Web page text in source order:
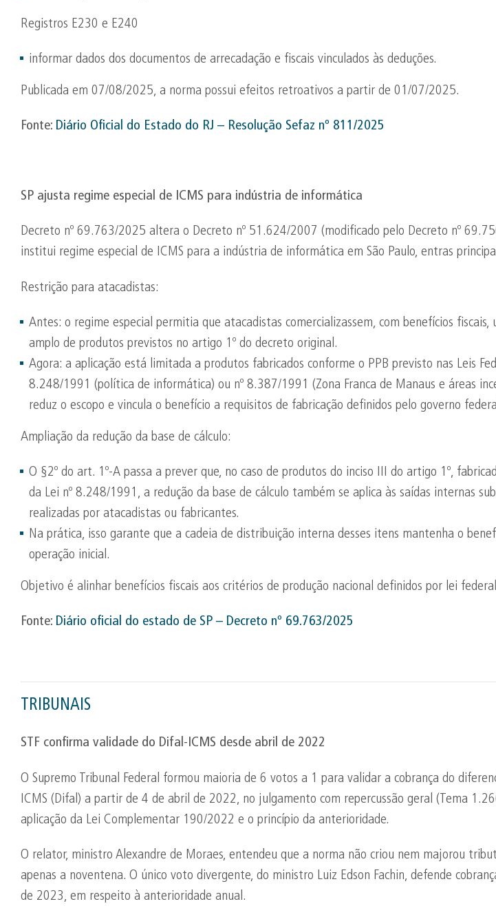
Registros E230 e E240
informar dados dos documentos de arrecadação e fiscais vinculados às deduções.
Publicada em 07/08/2025, a norma possui efeitos retroativos a partir de 01/07/2025.
Fonte: Diário Oficial do Estado do RJ – Resolução Sefaz nº 811/2025
SP ajusta regime especial de ICMS para indústria de informática
Decreto nº 69.763/2025 altera o Decreto nº 51.624/2007 (modificado pelo Decreto nº
institui regime especial de ICMS para a indústria de informática em São Paulo, entras
Restrição para atacadistas:
Antes: o regime especial permitia que atacadistas comercializassem, com benefícios fiscais,
amplo de produtos previstos no artigo 1º do decreto original.
Agora: a aplicação está limitada a produtos fabricados conforme o PPB previsto nas Leis
8.248/1991 (política de informática) ou nº 8.387/1991 (Zona Franca de Manaus e áreas
reduz o escopo e vincula o benefício a requisitos de fabricação definidos pelo governo
Ampliação da redução da base de cálculo:
O §2º do art. 1º-A passa a prever que, no caso de produtos do inciso III do artigo 1º,
da Lei nº 8.248/1991, a redução da base de cálculo também se aplica às saídas internas
realizadas por atacadistas ou fabricantes.
Na prática, isso garante que a cadeia de distribuição interna desses itens mantenha o
operação inicial.
Objetivo é alinhar benefícios fiscais aos critérios de produção nacional definidos por lei
Fonte: Diário oficial do estado de SP – Decreto nº 69.763/2025
TRIBUNAIS
STF confirma validade do Difal-ICMS desde abril de 2022
O Supremo Tribunal Federal formou maioria de 6 votos a 1 para validar a cobrança do
ICMS (Difal) a partir de 4 de abril de 2022, no julgamento com repercussão geral (Tema
aplicação da Lei Complementar 190/2022 e o princípio da anterioridade.
O relator, ministro Alexandre de Moraes, entendeu que a norma não criou nem majorou
apenas a noventena. O único voto divergente, do ministro Luiz Edson Fachin, defende
de 2023, em respeito à anterioridade anual.